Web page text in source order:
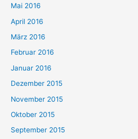
Mai 2016
April 2016
März 2016
Februar 2016
Januar 2016
Dezember 2015
November 2015
Oktober 2015
September 2015